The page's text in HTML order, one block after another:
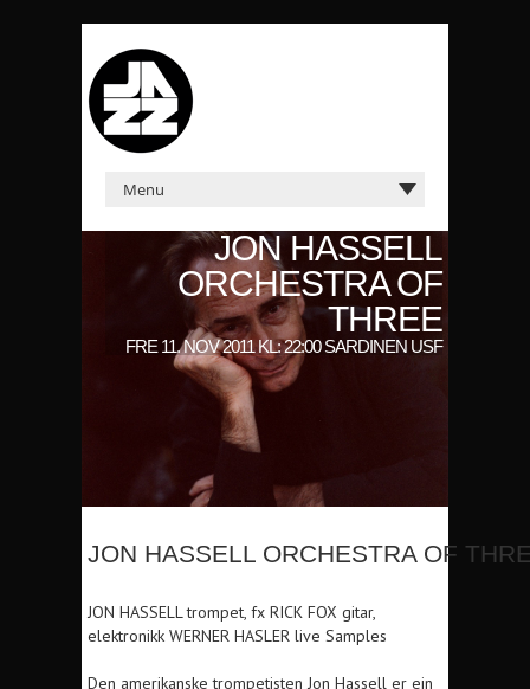
JON HASSELL
ORCHESTRA OF
THREE
FRE 11. NOV 2011 KL: 22:00 SARDINEN USF
JON HASSELL ORCHESTRA OF
JON HASSELL trompet, fx RICK FOX gitar,
elektronikk WERNER HASLER live Samples
Den amerikanske trompetisten Jon Hassell er ein